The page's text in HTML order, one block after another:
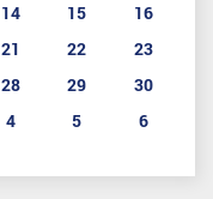
14 15
16
21 22
23
28 29
30
4 5 6